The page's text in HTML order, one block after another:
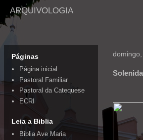
ARQUIVOLOGIA
Páginas
Página inicial
Pastoral Familiar
Pastoral da Catequese
ECRI
Leia a Biblia
Biblia Ave Maria